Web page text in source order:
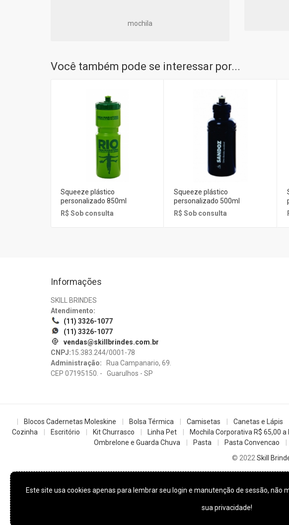
mochila
Você também pode se interessar por...
Squeeze plástico
personalizado 850ml
R$ Sob consulta
Squeeze plástico
personalizado 500ml
R$ Sob consulta
Informações
SKILL BRINDES
Atendimento:
(11) 3326-1077
(11) 3326-1077
vendas@skillbrindes.com.br
CNPJ:15.383.244/0001-78
Administração: Rua Campanario, 69.
CEP 07195150. - Guarulhos - SP
Blocos Cadernetas Moleskine Bolsa Térmica Camisetas Canetas e Lápis
Cozinha
Escritório Kit Churrasco Linha Pet Mochila Corporativa R$ 65,00 a
Ombrelone e Guarda Chuva
Pasta Pasta Convencao
© 2022 Skill
Este site usa cookies apenas para lembrar seu login e manutenção de sessão, não
sua privacidade!